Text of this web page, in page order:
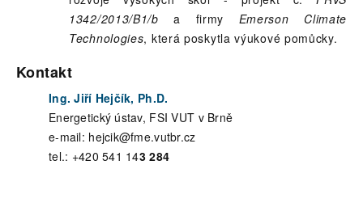
1342/2013/B1/b a firmy Emerson Climate
Technologies, která poskytla výukové pomůcky.
Kontakt
Ing. Jiří Hejčík, Ph.D.
Energetický ústav, FSI VUT v Brně
e-mail: hejcik@fme.vutbr.cz
tel.: +420 541 143 284